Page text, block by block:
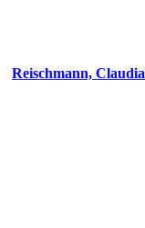
Reischmann, Claudia